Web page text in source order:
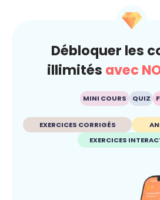
Débloquer les
illimités avec
MINI COURS QUIZ
EXERCICES CORRIGÉS
EXERCICES